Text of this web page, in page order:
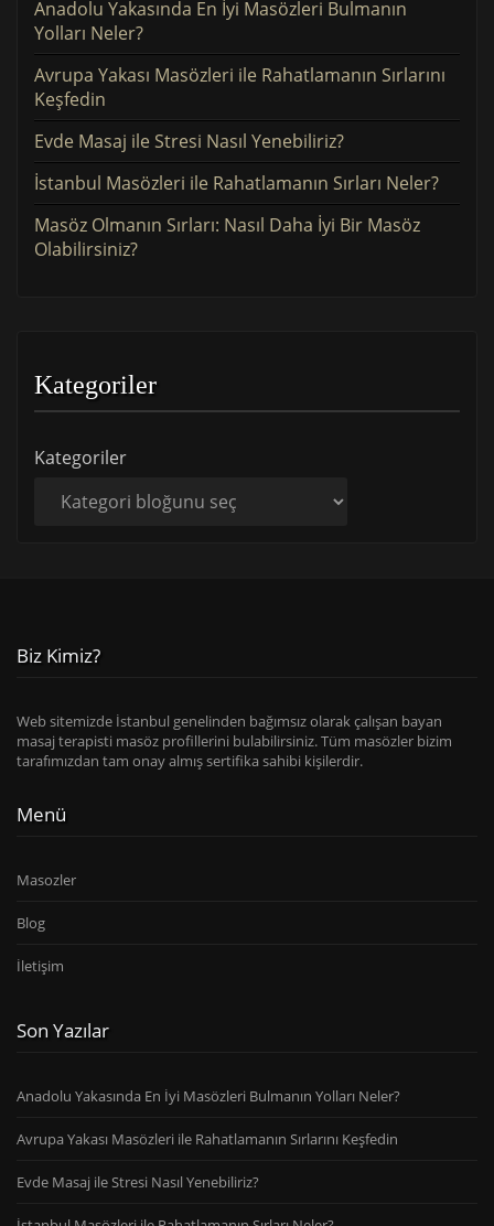
Anadolu Yakasında En İyi Masözleri Bulmanın
Yolları Neler?
Avrupa Yakası Masözleri ile Rahatlamanın Sırlarını
Keşfedin
Evde Masaj ile Stresi Nasıl Yenebiliriz?
İstanbul Masözleri ile Rahatlamanın Sırları Neler?
Masöz Olmanın Sırları: Nasıl Daha İyi Bir Masöz
Olabilirsiniz?
Kategoriler
Kategoriler
Biz Kimiz?
Web sitemizde İstanbul genelinden bağımsız olarak çalışan bayan
masaj terapisti masöz profillerini bulabilirsiniz. Tüm masözler bizim
tarafımızdan tam onay almış sertifika sahibi kişilerdir.
Menü
Masozler
Blog
İletişim
Son Yazılar
Anadolu Yakasında En İyi Masözleri Bulmanın Yolları Neler?
Avrupa Yakası Masözleri ile Rahatlamanın Sırlarını Keşfedin
Evde Masaj ile Stresi Nasıl Yenebiliriz?